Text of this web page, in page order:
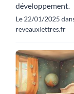
développement.
Le 22/01/2025
reveauxlettres.fr